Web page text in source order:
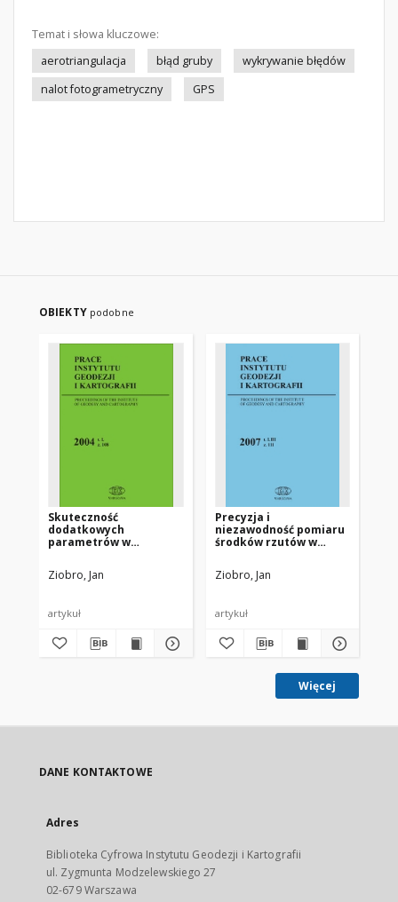
Temat i słowa kluczowe:
aerotriangulacja
błąd gruby
wykrywanie błędów
nalot fotogrametryczny
GPS
OBIEKTY podobne
Skuteczność
dodatkowych
parametrów w
Ziobro, Jan
artykuł
Precyzja i
niezawodność pomiaru
środków rzutów w
aerotriangulacjach
Ziobro, Jan
artykuł
Więcej
DANE KONTAKTOWE
Adres
Biblioteka Cyfrowa Instytutu Geodezji i Kartografii
ul. Zygmunta Modzelewskiego 27
02-679 Warszawa